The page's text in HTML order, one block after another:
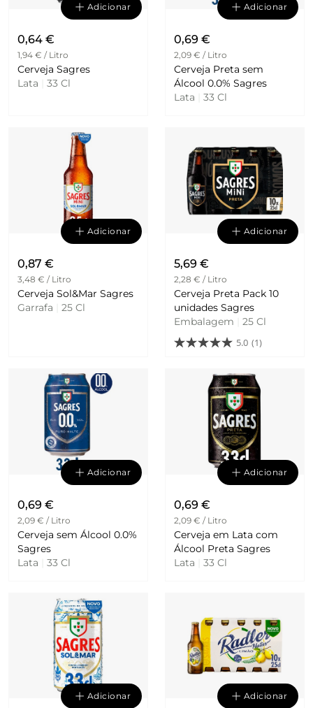
Adicionar
0,64 €
1,94 € / Litro
Cerveja Sagres
Lata
33 Cl
Adicionar
0,69 €
2,09 € / Litro
Cerveja Preta sem
Álcool 0.0% Sagres
Lata
33 Cl
Adicionar
0,87 €
3,48 € / Litro
Cerveja Sol&Mar Sagres
Garrafa
25 Cl
Adicionar
5,69 €
2,28 € / Litro
Cerveja Preta Pack 10
unidades Sagres
Embalagem
25 Cl
5.0 (1)
Adicionar
0,69 €
2,09 € / Litro
Cerveja sem Álcool 0.0%
Sagres
Lata
33 Cl
Adicionar
0,69 €
2,09 € / Litro
Cerveja em Lata com
Álcool Preta Sagres
Lata
33 Cl
Adicionar Adicionar